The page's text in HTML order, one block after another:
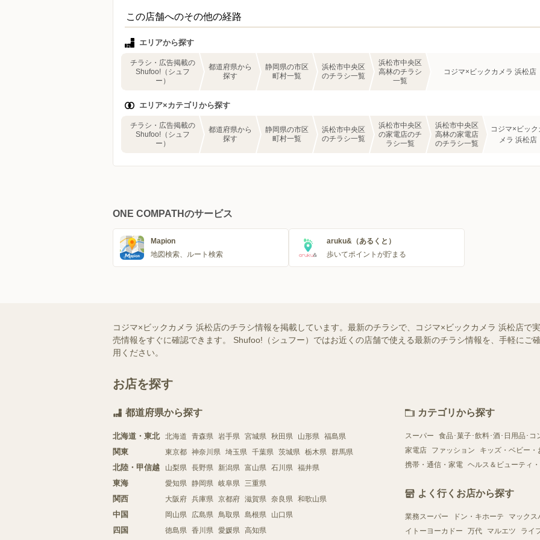
この店舗へのその他の経路
エリアから探す
チラシ・広告掲載の
Shufoo!（シュフ
ー）
都道府県から
探す
静岡県の市区
町村一覧
浜松市中央区
のチラシ一覧
浜松市中央区
高林のチラシ
一覧
コジマ×ビックカメラ 浜松店
エリア×カテゴリから探す
チラシ・広告掲載の
Shufoo!（シュフ
ー）
都道府県から
探す
静岡県の市区
町村一覧
浜松市中央区
のチラシ一覧
浜松市中央区
の家電店のチ
ラシ一覧
浜松市中央区
高林の家電店
のチラシ一覧
コジマ×ビック
メラ 浜松店
ONE COMPATHのサービス
Mapion
地図検索、ルート検索
aruku&（あるくと）
歩いてポイントが貯まる
コジマ×ビックカメラ 浜松店のチラシ情報を掲載しています。最新のチラシで、コジマ×ビックカメラ 浜松店で
売情報をすぐに確認できます。 Shufoo!（シュフー）ではお近くの店舗で使える最新のチラシ情報を、手軽にご
用ください。
お店を探す
都道府県から探す
北海道・東北 北海道 青森県 岩手県 宮城県 秋田県 山形県 福島県
関東 東京都 神奈川県 埼玉県 千葉県 茨城県 栃木県 群馬県
北陸・甲信越 山梨県 長野県 新潟県 富山県 石川県 福井県
東海 愛知県 静岡県 岐阜県 三重県
関西 大阪府 兵庫県 京都府 滋賀県 奈良県 和歌山県
中国 岡山県 広島県 鳥取県 島根県 山口県
四国 徳島県 香川県 愛媛県 高知県
カテゴリから探す
スーパー
食品･菓子･飲料･酒･日用品･コ
家電店
ファッション
キッズ・ベビー・
携帯・通信・家電 ヘルス＆ビューティ
よく行くお店から探す
業務スーパー ドン・キホーテ
マックス
イトーヨーカドー
万代 マルエツ ライ